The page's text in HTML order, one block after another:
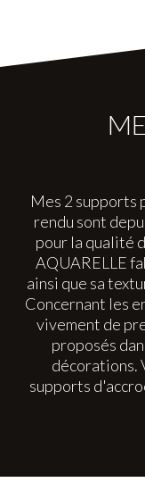
Mes 2 supports
rendu sont
pour la qualité
AQUARELLE
ainsi que sa
Concernant les
vivement de
proposés
décorations.
supports